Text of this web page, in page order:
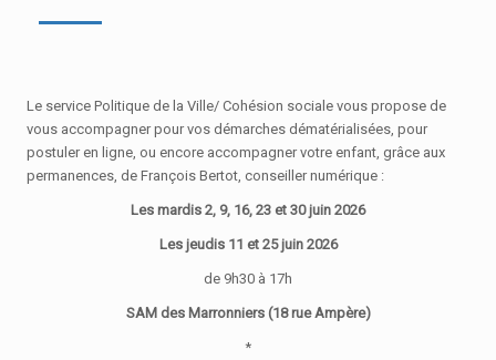
Le service Politique de la Ville/ Cohésion sociale vous propose de
vous accompagner pour vos démarches dématérialisées, pour
postuler en ligne, ou encore accompagner votre enfant, grâce aux
permanences, de François Bertot, conseiller numérique :
Les mardis 2, 9, 16, 23 et 30 juin 2026
Les jeudis 11 et 25 juin 2026
de 9h30 à 17h
SAM des Marronniers (18 rue Ampère)
*